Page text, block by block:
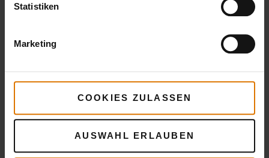
Statistiken
Marketing
COOKIES ZULASSEN
AUSWAHL ERLAUBEN